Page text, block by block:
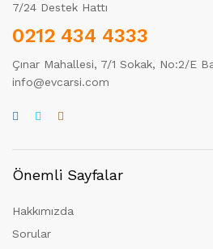
7/24 Destek Hattı
0212 434 4333
Çınar Mahallesi, 7/1 Sokak, No:2/E
info@evcarsi.com
Önemli Sayfalar
Hakkımızda
Sorular